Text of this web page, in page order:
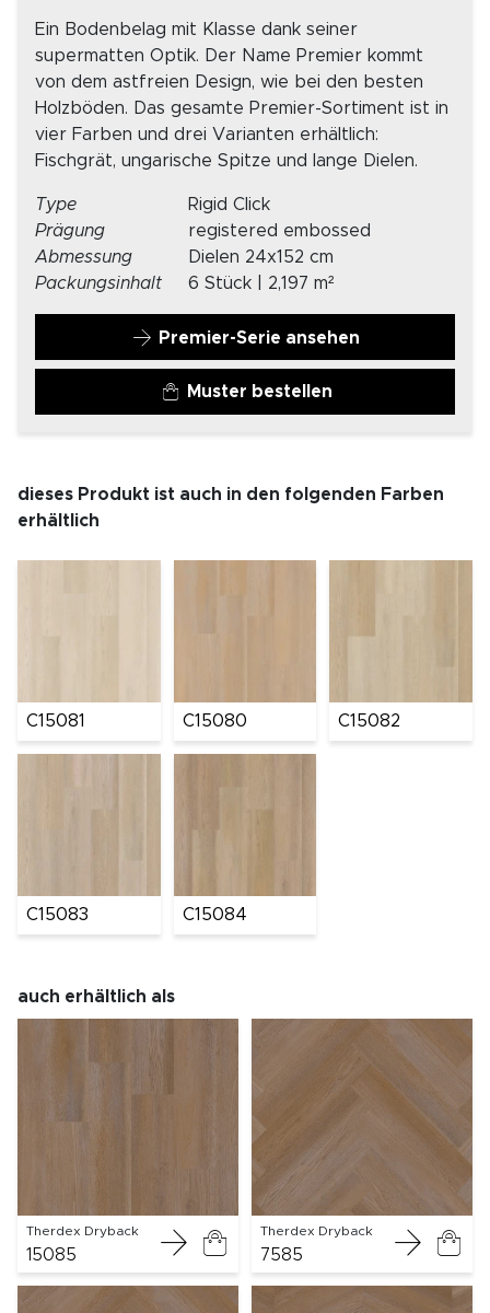
Ein Bodenbelag mit Klasse dank seiner
supermatten Optik. Der Name Premier kommt
von dem astfreien Design, wie bei den besten
Holzböden. Das gesamte Premier-Sortiment ist in
vier Farben und drei Varianten erhältlich:
Fischgrät, ungarische Spitze und lange Dielen.
Type
Rigid Click
Prägung
registered embossed
Abmessung
Dielen 24x152 cm
Packungsinhalt
6 Stück | 2,197 m²
Premier-Serie ansehen
Muster bestellen
dieses Produkt ist auch in den folgenden Farben
erhältlich
C15081 C15080 C15082
C15083 C15084
auch erhältlich als
Therdex Dryback
15085
Therdex Dryback
7585